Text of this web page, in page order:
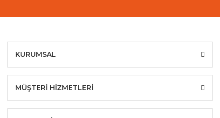
KURUMSAL
MÜŞTERİ HİZMETLERİ